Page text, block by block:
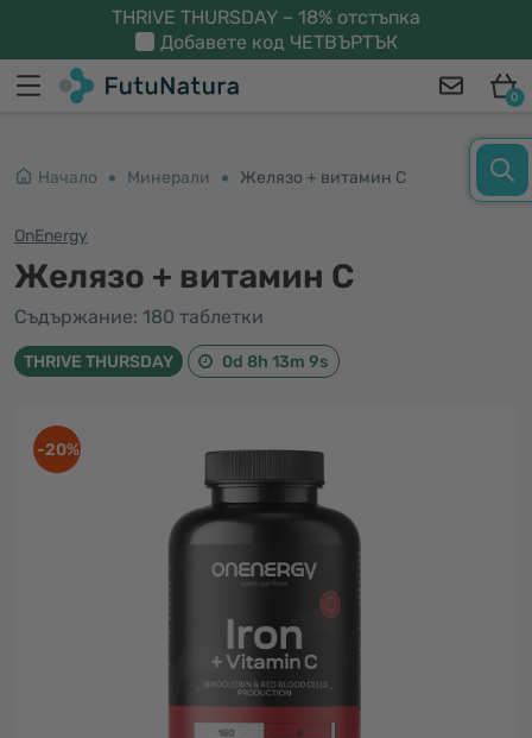
THRIVE THURSDAY – 18% отстъпка
Добавете код ЧЕТВЪРТЪК
0
Начало Минерали Желязо + витамин C
OnEnergy
Желязо + витамин C
Съдържание: 180 таблетки
THRIVE THURSDAY 0d 8h 13m 8s
-20%